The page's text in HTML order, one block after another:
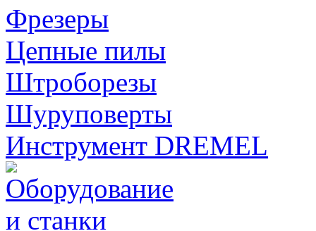
Фрезеры
Цепные пилы
Штроборезы
Шуруповерты
Инструмент DREMEL